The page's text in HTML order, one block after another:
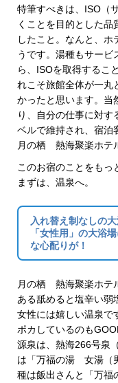
特筆すべきは、ISO（
くことを目的とした
したこと。なんと、
うです。湯種もサービ
ら、ISOを取得するこ
れこそ旅館全体が一丸
かったと思います。当
り、自分の仕事に対
ベルで維持され、宿泊
月の栖 熱海聚楽ホテ
このお宿のことをもっ
まずは、温泉へ。
入れ替え制なしの
「女性用」の大浴
な心配りが！
月の栖 熱海聚楽ホテ
ある舐めると塩辛い弱
女性には嬉しい温泉で
ポカしているのも
源泉は、熱海266号泉
は「万福の湯 女湯（
種は飯出さんと「万